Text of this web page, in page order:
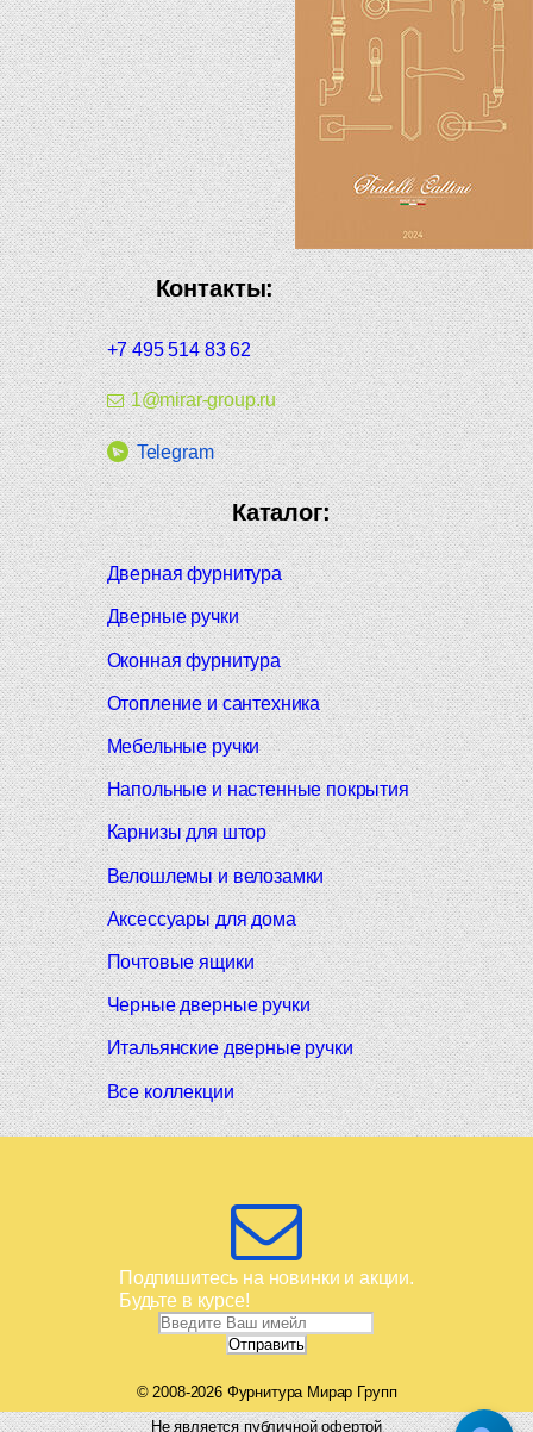
Контакты:
+7 495 514 83 62
1@mirar-group.ru
Telegram
Каталог:
Дверная фурнитура
Дверные ручки
Оконная фурнитура
Отопление и сантехника
Мебельные ручки
Напольные и настенные покрытия
Карнизы для штор
Велошлемы и велозамки
Аксессуары для дома
Почтовые ящики
Черные дверные ручки
Итальянские дверные ручки
Все коллекции
Подпишитесь на новинки и акции.
Будьте в курсе!
© 2008-2026 Фурнитура Мирар Групп
Не является публичной офертой